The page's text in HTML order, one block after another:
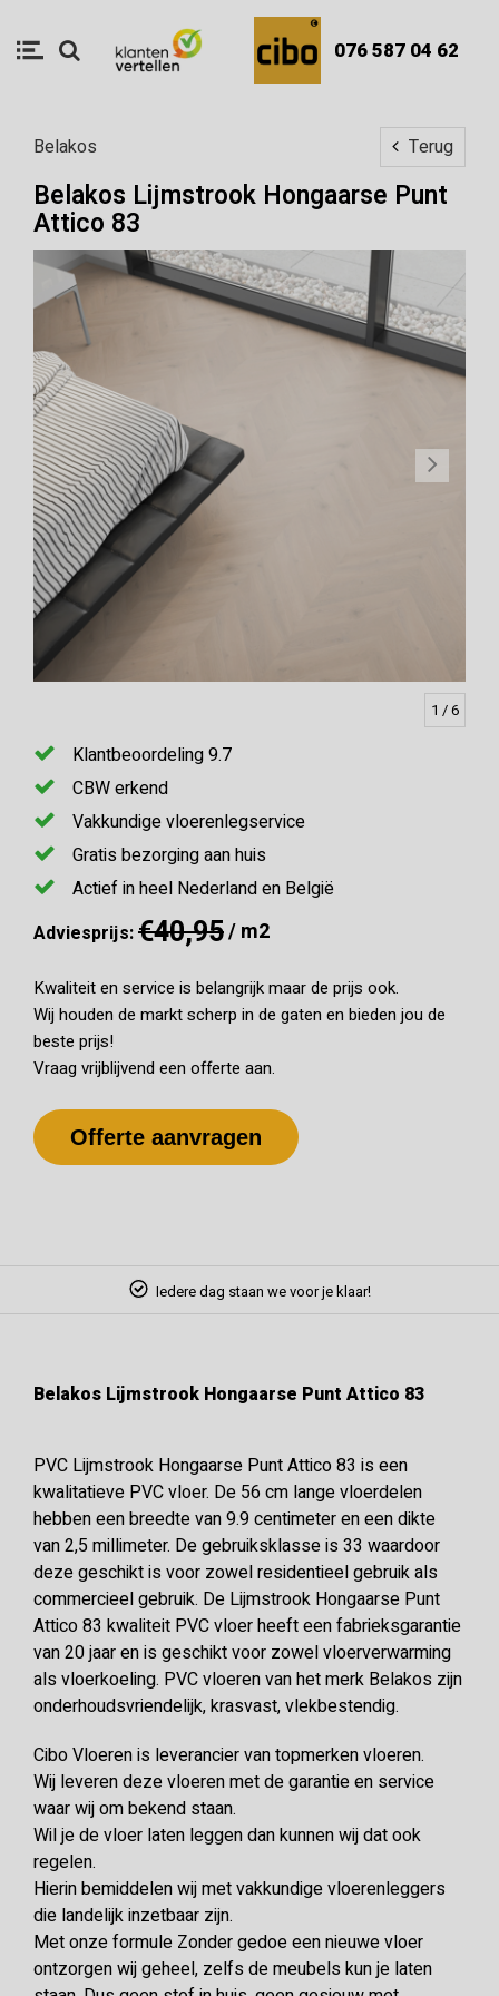
076 587 04 62
Belakos Terug
Belakos Lijmstrook Hongaarse Punt
Attico 83
1 / 6
Klantbeoordeling 9.7
CBW erkend
Vakkundige vloerenlegservice
Gratis bezorging aan huis
Actief in heel Nederland en België
Adviesprijs:€40,95/ m2
Kwaliteit en service is belangrijk maar de prijs ook.
Wij houden de markt scherp in de gaten en bieden jou de
beste prijs!
Vraag vrijblijvend een offerte aan.
Offerte aanvragen
Iedere dag staan we voor je klaar!
Belakos Lijmstrook Hongaarse Punt Attico 83
PVC Lijmstrook Hongaarse Punt Attico 83 is een
kwalitatieve PVC vloer. De 56 cm lange vloerdelen
hebben een breedte van 9.9 centimeter en een dikte
van 2,5 millimeter. De gebruiksklasse is 33 waardoor
deze geschikt is voor zowel residentieel gebruik als
commercieel gebruik. De Lijmstrook Hongaarse Punt
Attico 83 kwaliteit PVC vloer heeft een fabrieksgarantie
van 20 jaar en is geschikt voor zowel vloerverwarming
als vloerkoeling. PVC vloeren van het merk Belakos zijn
onderhoudsvriendelijk, krasvast, vlekbestendig.
Cibo Vloeren is leverancier van topmerken vloeren.
Wij leveren deze vloeren met de garantie en service
waar wij om bekend staan.
Wil je de vloer laten leggen dan kunnen wij dat ook
regelen.
Hierin bemiddelen wij met vakkundige vloerenleggers
die landelijk inzetbaar zijn.
Met onze formule Zonder gedoe een nieuwe vloer
ontzorgen wij geheel, zelfs de meubels kun je laten